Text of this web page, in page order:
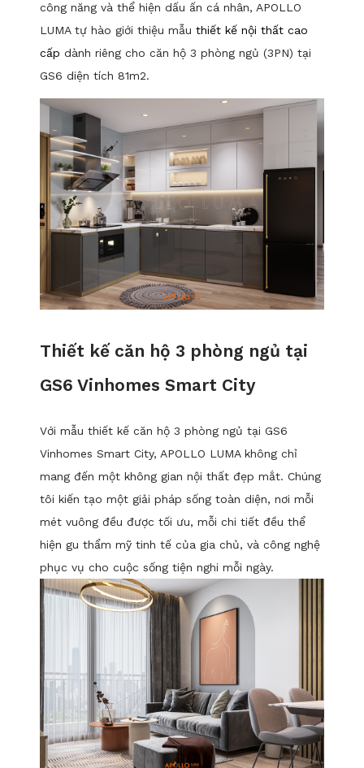
công năng và thể hiện dấu ấn cá nhân, APOLLO
LUMA tự hào giới thiệu mẫu thiết kế nội thất cao
cấp dành riêng cho căn hộ 3 phòng ngủ (3PN) tại
GS6 diện tích 81m2.
Thiết kế căn hộ 3 phòng ngủ tại
GS6 Vinhomes Smart City
Với mẫu thiết kế căn hộ 3 phòng ngủ tại GS6
Vinhomes Smart City, APOLLO LUMA không chỉ
mang đến một không gian nội thất đẹp mắt. Chúng
tôi kiến tạo một giải pháp sống toàn diện, nơi mỗi
mét vuông đều được tối ưu, mỗi chi tiết đều thể
hiện gu thẩm mỹ tinh tế của gia chủ, và công nghệ
phục vụ cho cuộc sống tiện nghi mỗi ngày.